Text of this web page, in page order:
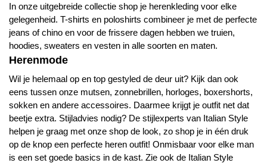
In onze uitgebreide collectie shop je herenkleding voor elke
gelegenheid. T-shirts en poloshirts combineer je met de perfecte
jeans of chino en voor de frissere dagen hebben we truien,
hoodies, sweaters en vesten in alle soorten en maten.
Herenmode
Wil je helemaal op en top gestyled de deur uit? Kijk dan ook
eens tussen onze mutsen, zonnebrillen, horloges, boxershorts,
sokken en andere accessoires. Daarmee krijgt je outfit net dat
beetje extra. Stijladvies nodig? De stijlexperts van Italian Style
helpen je graag met onze shop de look, zo shop je in één druk
op de knop een perfecte heren outfit! Onmisbaar voor elke man
is een set goede basics in de kast. Zie ook de Italian Style